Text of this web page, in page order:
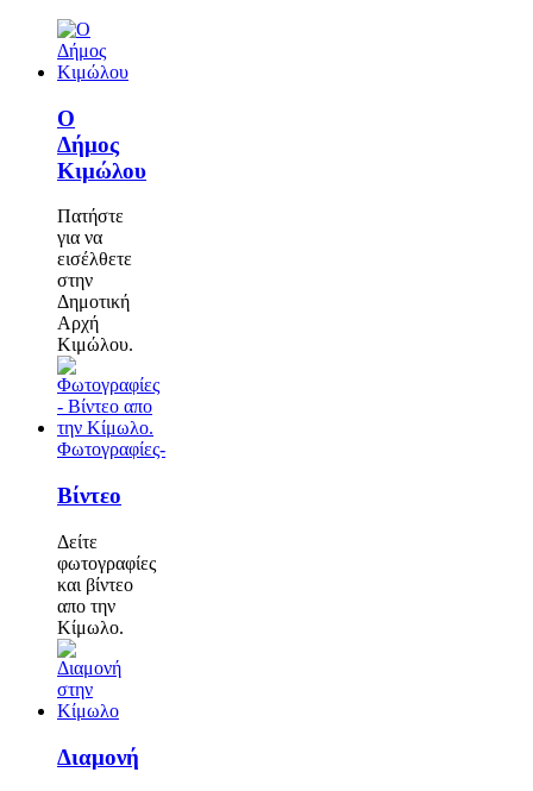
Ο
Δήμος
Κιμώλου
Πατήστε
για να
εισέλθετε
στην
Δημοτική
Αρχή
Κιμώλου.
Φωτογραφίες-
Βίντεο
Δείτε
φωτογραφίες
και βίντεο
απο την
Κίμωλο.
Διαμονή